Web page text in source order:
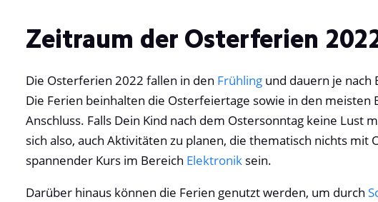
Zeitraum der Osterferien
Die Osterferien 2022 fallen in den Frühling und dauern je nach
Die Ferien beinhalten die Osterfeiertage sowie in den meisten
Anschluss. Falls Dein Kind nach dem Ostersonntag keine Lust
sich also, auch Aktivitäten zu planen, die thematisch nichts mit
spannender Kurs im Bereich Elektronik sein.
Darüber hinaus können die Ferien genutzt werden, um durch